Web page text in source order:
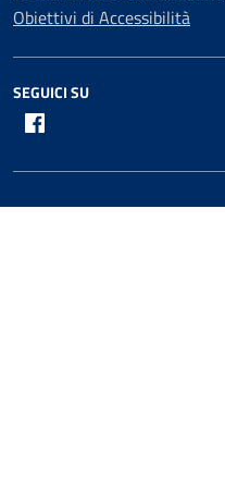
Obiettivi di Accessibilità
SEGUICI SU